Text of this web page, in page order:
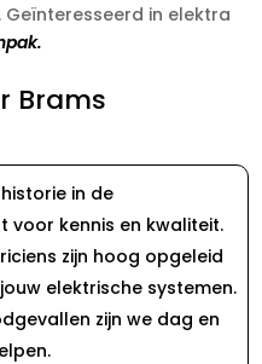
in elektra
Brams
in de
kennis en kwaliteit.
zijn hoog opgeleid
elektrische systemen.
zijn we dag en